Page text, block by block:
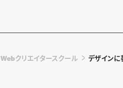
Webクリエイタースクール デザインに